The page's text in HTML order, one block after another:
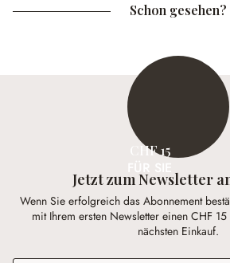
Schon gesehen?
CHF 15
Jetzt zum Newsletter
Wenn Sie erfolgreich das Abonnement
mit Ihrem ersten Newsletter einen CHF
nächsten Einkauf.